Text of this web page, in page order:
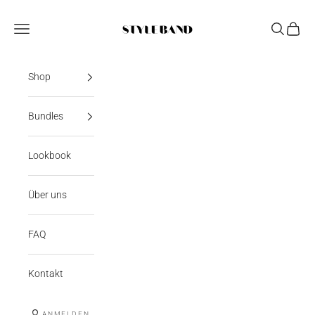
Navigationsmenü öffnen
Suche
Shop
Bundles
Lookbook
Über uns
FAQ
Kontakt